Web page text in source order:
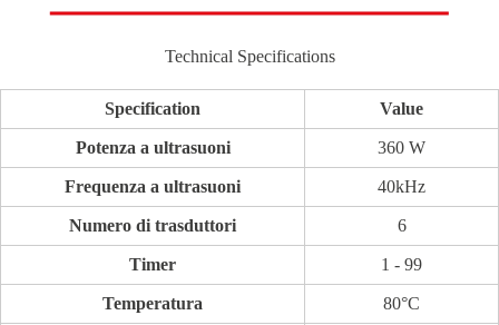
Technical Specifications
Specification Value
Potenza a ultrasuoni 360 W
Frequenza a ultrasuoni 40kHz
Numero di trasduttori 6
Timer 1 - 99
Temperatura 80°C